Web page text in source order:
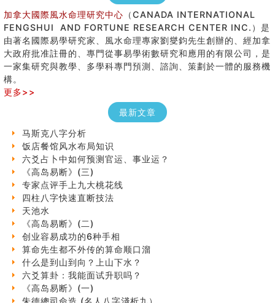
加拿大國際風水命理研究中心 （CANADA INTERNATIONAL
FENGSHUI AND FORTUNE RESEARCH CENTER INC.）是
由著名國際易學研究家、風水命理專家劉燮鈞先生創辦的、經加拿
大政府批准註冊的、專門從事易學術數研究和應用的有限公司，是
一家集研究與教學、多學科專門預測、諮詢、策劃於一體的服務機
構。
更多>>
最新文章
七夕节 我国唯一一个以女性为主角传统节日
八字铁口直断经验总结五十条
民間風水知識九十四條
马斯克八字分析
饭店餐馆风水布局知识
六爻占卜中如何预测官运、事业运？
《高岛易断》(三)
专家点评手上九大桃花线
四柱八字快速直断技法
天池水
《高岛易断》(二)
创业容易成功的6种手相
算命先生都不外传的算命顺口溜
什么是到山到向？上山下水？
六爻算卦：我能面试升职吗？
《高岛易断》(一)
朱德總司命造 (名⼈⼋字淺析九）